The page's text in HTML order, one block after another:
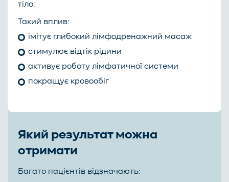
тіло.
Такий вплив:
імітує глибокий лімфодренажний масаж
стимулює відтік рідини
активує роботу лімфатичної системи
покращує кровообіг
Який результат можна
отримати
Багато пацієнтів відзначають: